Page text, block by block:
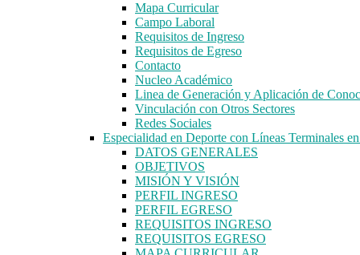
Mapa Curricular
Campo Laboral
Requisitos de Ingreso
Requisitos de Egreso
Contacto
Nucleo Académico
Linea de Generación y Aplicación de
Vinculación con Otros Sectores
Redes Sociales
Especialidad en Deporte con Líneas Terminales
DATOS GENERALES
OBJETIVOS
MISIÓN Y VISIÓN
PERFIL INGRESO
PERFIL EGRESO
REQUISITOS INGRESO
REQUISITOS EGRESO